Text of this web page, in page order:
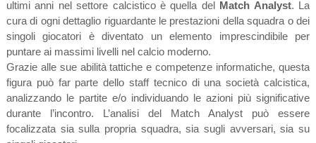
ultimi anni nel settore calcistico è quella del Match Analyst. La
cura di ogni dettaglio riguardante le prestazioni della squadra o dei
singoli giocatori è diventato un elemento imprescindibile per
puntare ai massimi livelli nel calcio moderno.
Grazie alle sue abilità tattiche e competenze informatiche, questa
figura può far parte dello staff tecnico di una società calcistica,
analizzando le partite e/o individuando le azioni più significative
durante l’incontro. L’analisi del Match Analyst può essere
focalizzata sia sulla propria squadra, sia sugli avversari, sia su